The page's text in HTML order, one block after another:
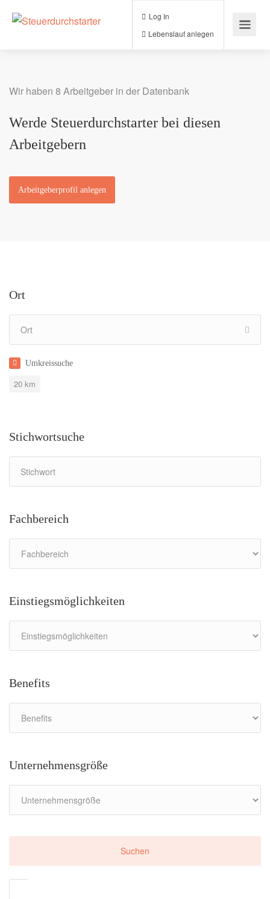
Lebenslauf anlegen
Wir haben 8 Arbeitgeber in der Datenbank
Werde Steuerdurchstarter bei diesen
Arbeitgebern
Arbeitgeberprofil anlegen
Ort
Umkreissuche
20 km
Stichwortsuche
Fachbereich
Einstiegsmöglichkeiten
Benefits
Unternehmensgröße